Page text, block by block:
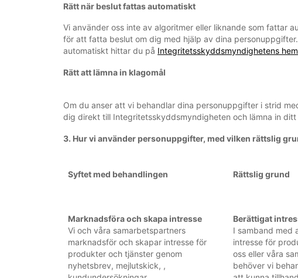
Rätt när beslut fattas automatiskt
Vi använder oss inte av algoritmer eller liknande som fattar
för att fatta beslut om dig med hjälp av dina
automatiskt hittar du på Integritetsskyddsmyndighetens
Rätt att lämna in klagomål
Om du anser att vi behandlar dina personuppgifter i strid
dig direkt till Integritetsskyddsmyndigheten och lämna in
3. Hur vi använder personuppgifter, med vilken rättslig
Syftet med behandlingen Rättslig grund
Marknadsföra och skapa intresse
Vi och våra samarbetspartners
marknadsför och skapar intresse för
produkter och tjänster genom
nyhetsbrev, mejlutskick, ,
Berättigat
I samband med
intresse för
oss eller våra
behöver vi